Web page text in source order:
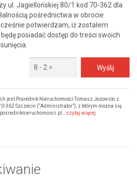
ul. Jagiellońskiej 80/1 kod 70-362 dla
pośrednictwa w obrocie
potwierdzam, iż zostałem
posiadać dostęp do treści swoich
jest Pośrednik Nieruchomości Tomasz Jeżowski z
362 Szczecin (“Administrator”), z którym można się
czytaj więcej